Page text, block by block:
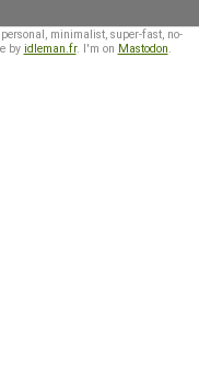
minimalist, super-fast, no-
by idleman.fr. I'm on Mastodon.